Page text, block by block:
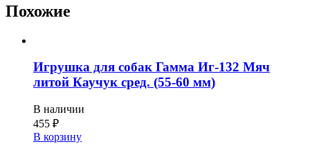
Похожие
Игрушка для собак Гамма Иг-132 Мяч
литой Каучук сред. (55-60 мм)
В наличии
455 ₽
В корзину